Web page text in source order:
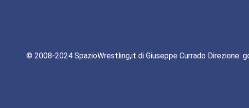
© 2008-2024 SpazioWrestling,it di Giuseppe Currado Direzione: